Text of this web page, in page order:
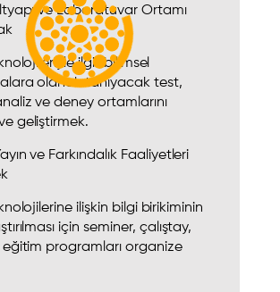
ve Laboratuvar Ortamı
ilgili bilimsel
olanak tanıyacak test,
ve deney ortamlarını
geliştirmek.
ve Farkındalık Faaliyetleri
ilişkin bilgi birikiminin
için seminer, çalıştay,
eğitim programları organize